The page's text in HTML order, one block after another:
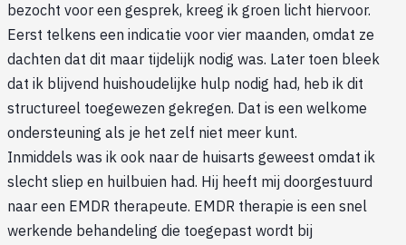
bezocht voor een gesprek, kreeg ik groen licht hiervoor.
Eerst telkens een indicatie voor vier maanden, omdat ze
dachten dat dit maar tijdelijk nodig was. Later toen bleek
dat ik blijvend huishoudelijke hulp nodig had, heb ik dit
structureel toegewezen gekregen. Dat is een welkome
ondersteuning als je het zelf niet meer kunt.
Inmiddels was ik ook naar de huisarts geweest omdat ik
slecht sliep en huilbuien had. Hij heeft mij doorgestuurd
naar een EMDR therapeute. EMDR therapie is een snel
werkende behandeling die toegepast wordt bij